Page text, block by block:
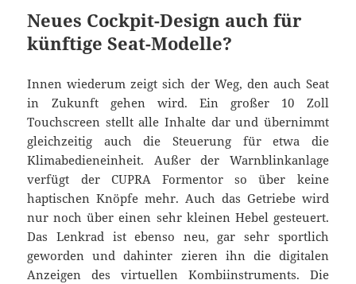
Neues Cockpit-Design auch für
künftige Seat-Modelle?
Innen wiederum zeigt sich der Weg, den auch Seat
in Zukunft gehen wird. Ein großer 10 Zoll
Touchscreen stellt alle Inhalte dar und übernimmt
gleichzeitig auch die Steuerung für etwa die
Klimabedieneinheit. Außer der Warnblinkanlage
verfügt der CUPRA Formentor so über keine
haptischen Knöpfe mehr. Auch das Getriebe wird
nur noch über einen sehr kleinen Hebel gesteuert.
Das Lenkrad ist ebenso neu, gar sehr sportlich
geworden und dahinter zieren ihn die digitalen
Anzeigen des virtuellen Kombiinstruments. Die